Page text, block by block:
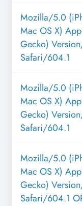
Mozilla/5.0
Mac OS X)
Gecko)
Safari/604.1
Mozilla/5.0
Mac OS X)
Gecko)
Safari/604.1
Mozilla/5.0
Mac OS X)
Gecko)
Safari/604.1